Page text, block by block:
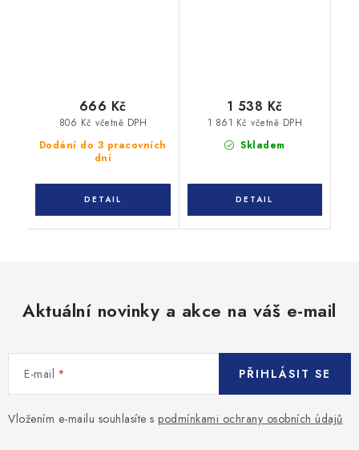
Dodání do 3 pracovních
dní
806 Kč včetně DPH
666 Kč
Skladem
1 861 Kč včetně DPH
1 538 Kč
Aktuální novinky a akce na váš e-mail
E-mail
Vložením e-mailu souhlasíte s podmínkami ochrany osobních údajů
PŘIHLÁSIT SE